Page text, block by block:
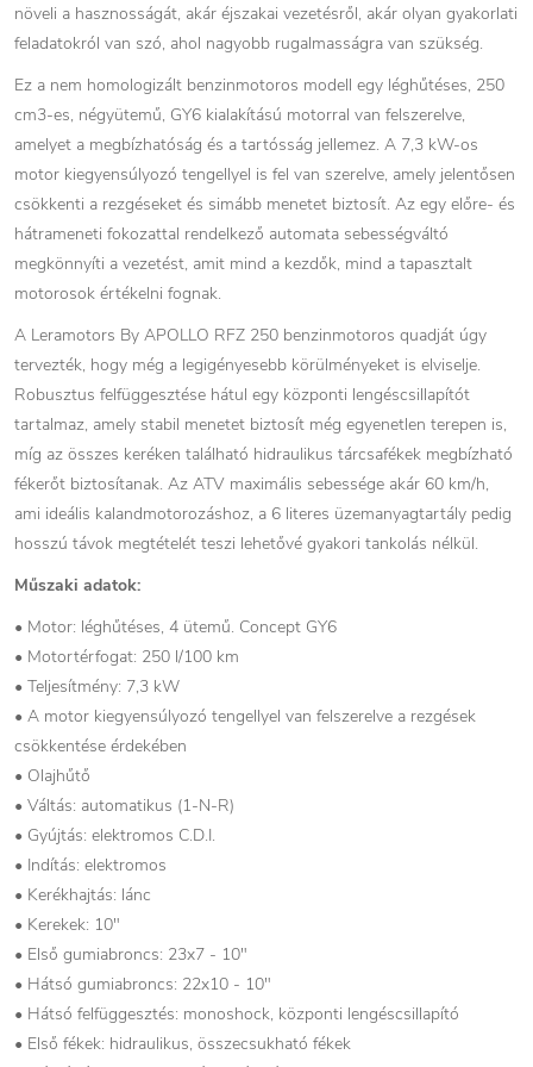
növeli a hasznosságát, akár éjszakai vezetésről, akár olyan gyakorlati
feladatokról van szó, ahol nagyobb rugalmasságra van szükség.
Ez a nem homologizált benzinmotoros modell egy léghűtéses, 250
cm3-es, négyütemű, GY6 kialakítású motorral van felszerelve,
amelyet a megbízhatóság és a tartósság jellemez. A 7,3 kW-os
motor kiegyensúlyozó tengellyel is fel van szerelve, amely jelentősen
csökkenti a rezgéseket és simább menetet biztosít. Az egy előre- és
hátrameneti fokozattal rendelkező automata sebességváltó
megkönnyíti a vezetést, amit mind a kezdők, mind a tapasztalt
motorosok értékelni fognak.
A Leramotors By APOLLO RFZ 250 benzinmotoros quadját úgy
tervezték, hogy még a legigényesebb körülményeket is elviselje.
Robusztus felfüggesztése hátul egy központi lengéscsillapítót
tartalmaz, amely stabil menetet biztosít még egyenetlen terepen is,
míg az összes keréken található hidraulikus tárcsafékek megbízható
fékerőt biztosítanak. Az ATV maximális sebessége akár 60 km/h,
ami ideális kalandmotorozáshoz, a 6 literes üzemanyagtartály pedig
hosszú távok megtételét teszi lehetővé gyakori tankolás nélkül.
Műszaki adatok:
• Motor: léghűtéses, 4 ütemű. Concept GY6
• Motortérfogat: 250 l/100 km
• Teljesítmény: 7,3 kW
• A motor kiegyensúlyozó tengellyel van felszerelve a rezgések
csökkentése érdekében
• Olajhűtő
• Váltás: automatikus (1-N-R)
• Gyújtás: elektromos C.D.I.
• Indítás: elektromos
• Kerékhajtás: lánc
• Kerekek: 10"
• Első gumiabroncs: 23x7 - 10"
• Hátsó gumiabroncs: 22x10 - 10"
• Hátsó felfüggesztés: monoshock, központi lengéscsillapító
• Első fékek: hidraulikus, összecsukható fékek